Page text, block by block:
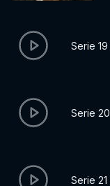
Serie 19
Serie 20
Serie 21